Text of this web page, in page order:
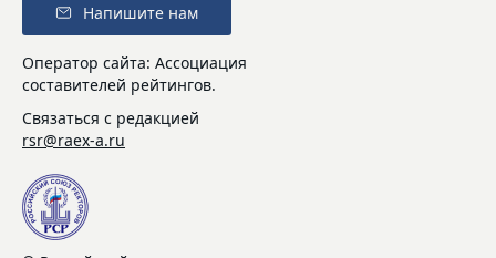
Напишите нам
Оператор сайта: Ассоциация
составителей рейтингов.
Связаться с редакцией
rsr@raex-a.ru